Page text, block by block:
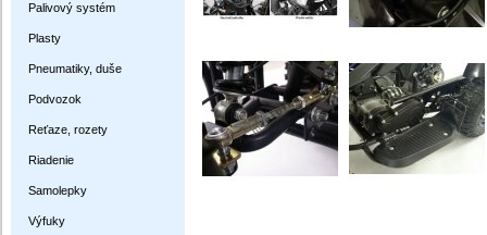
Palivový systém
Plasty
Pneumatiky, duše
Podvozok
Reťaze, rozety
Riadenie
Samolepky
Výfuky